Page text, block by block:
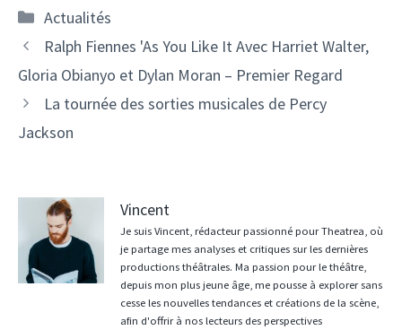
Catégories
Actualités
Ralph Fiennes 'As You Like It Avec Harriet Walter,
Gloria Obianyo et Dylan Moran – Premier Regard
La tournée des sorties musicales de Percy
Jackson
Vincent
Je suis Vincent, rédacteur passionné pour Theatrea, où
je partage mes analyses et critiques sur les dernières
productions théâtrales. Ma passion pour le théâtre,
depuis mon plus jeune âge, me pousse à explorer sans
cesse les nouvelles tendances et créations de la scène,
afin d'offrir à nos lecteurs des perspectives